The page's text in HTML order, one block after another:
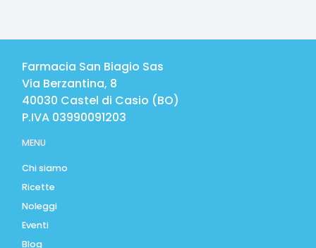
Farmacia San Biagio Sas
Via Berzantina, 8
40030 Castel di Casio (BO)
P.IVA 03990091203
MENU
Chi siamo
Ricette
Noleggi
Eventi
Blog